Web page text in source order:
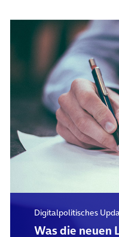
Digitalpolitisches
Was die neuen